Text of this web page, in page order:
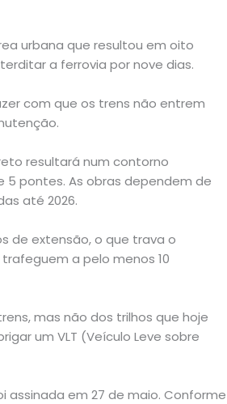
urbana que resultou em oito
a ferrovia por nove dias.
com que os trens não entrem
resultará num contorno
5 pontes. As obras dependem de
até 2026.
de extensão, o que trava o
a pelo menos 10
mas não dos trilhos que hoje
um VLT (Veículo Leve sobre
em 27 de maio. Conforme